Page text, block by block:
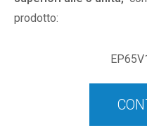
prodotto: